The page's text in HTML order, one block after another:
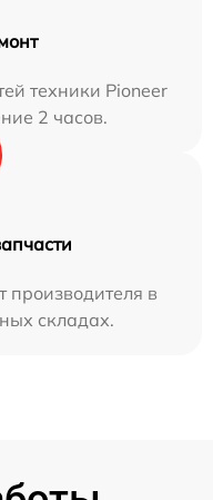
техники Pioneer
2 часов.
производителя в
складах.